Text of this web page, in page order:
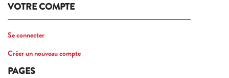
VOTRE COMPTE
Se connecter
Créer un nouveau compte
PAGES